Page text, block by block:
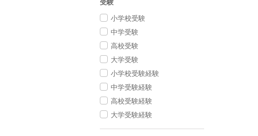
小学校受験
中学受験
高校受験
大学受験
小学校受験経験
中学受験経験
高校受験経験
大学受験経験